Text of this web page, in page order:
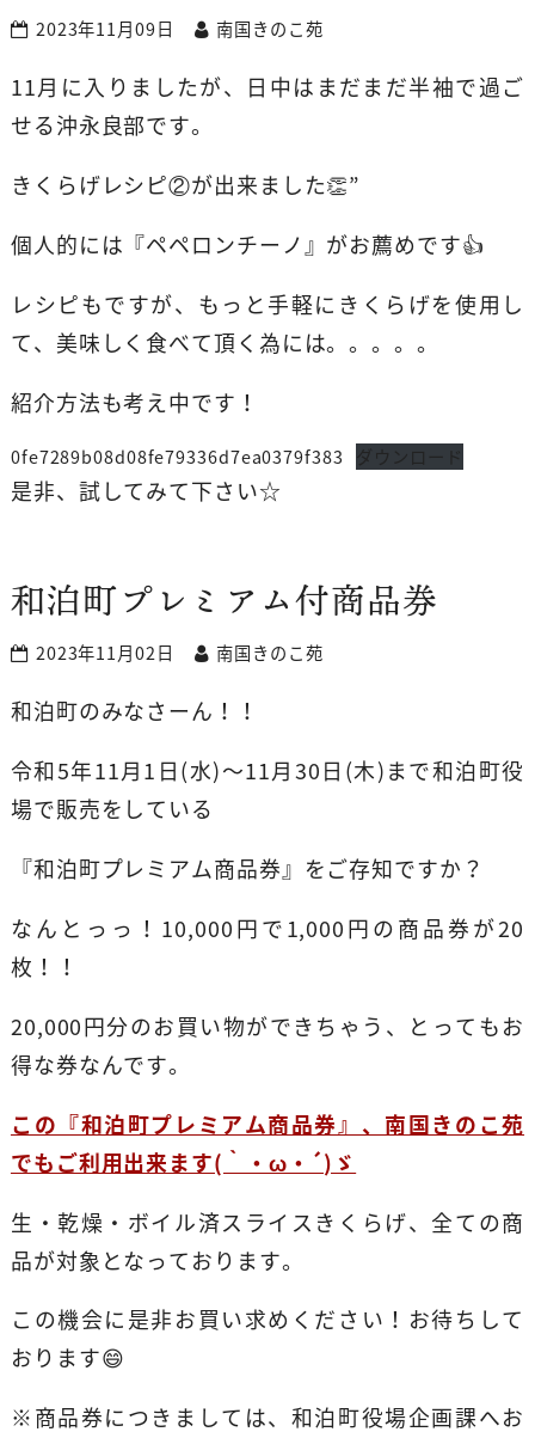
2023年11月09日 南国きのこ苑
11月に入りましたが、日中はまだまだ半袖で過ご
せる沖永良部です。
きくらげレシピ②が出来ました👏”
個人的には『ペペロンチーノ』がお薦めです👍
レシピもですが、もっと手軽にきくらげを使用し
て、美味しく食べて頂く為には。。。。。
紹介方法も考え中です！
0fe7289b08d08fe79336d7ea0379f383 ダウンロード
是非、試してみて下さい☆
和泊町プレミアム付商品券
2023年11月02日 南国きのこ苑
和泊町のみなさーん！！
令和5年11月1日(水)～11月30日(木)まで和泊町役
場で販売をしている
『和泊町プレミアム商品券』をご存知ですか？
なんとっっ！10,000円で1,000円の商品券が20
枚！！
20,000円分のお買い物ができちゃう、とってもお
得な券なんです。
この『和泊町プレミアム商品券』、南国きのこ苑
でもご利用出来ます(｀・ω・´)ゞ
生・乾燥・ボイル済スライスきくらげ、全ての商
品が対象となっております。
この機会に是非お買い求めください！お待ちして
おります😄
※商品券につきましては、和泊町役場企画課へお